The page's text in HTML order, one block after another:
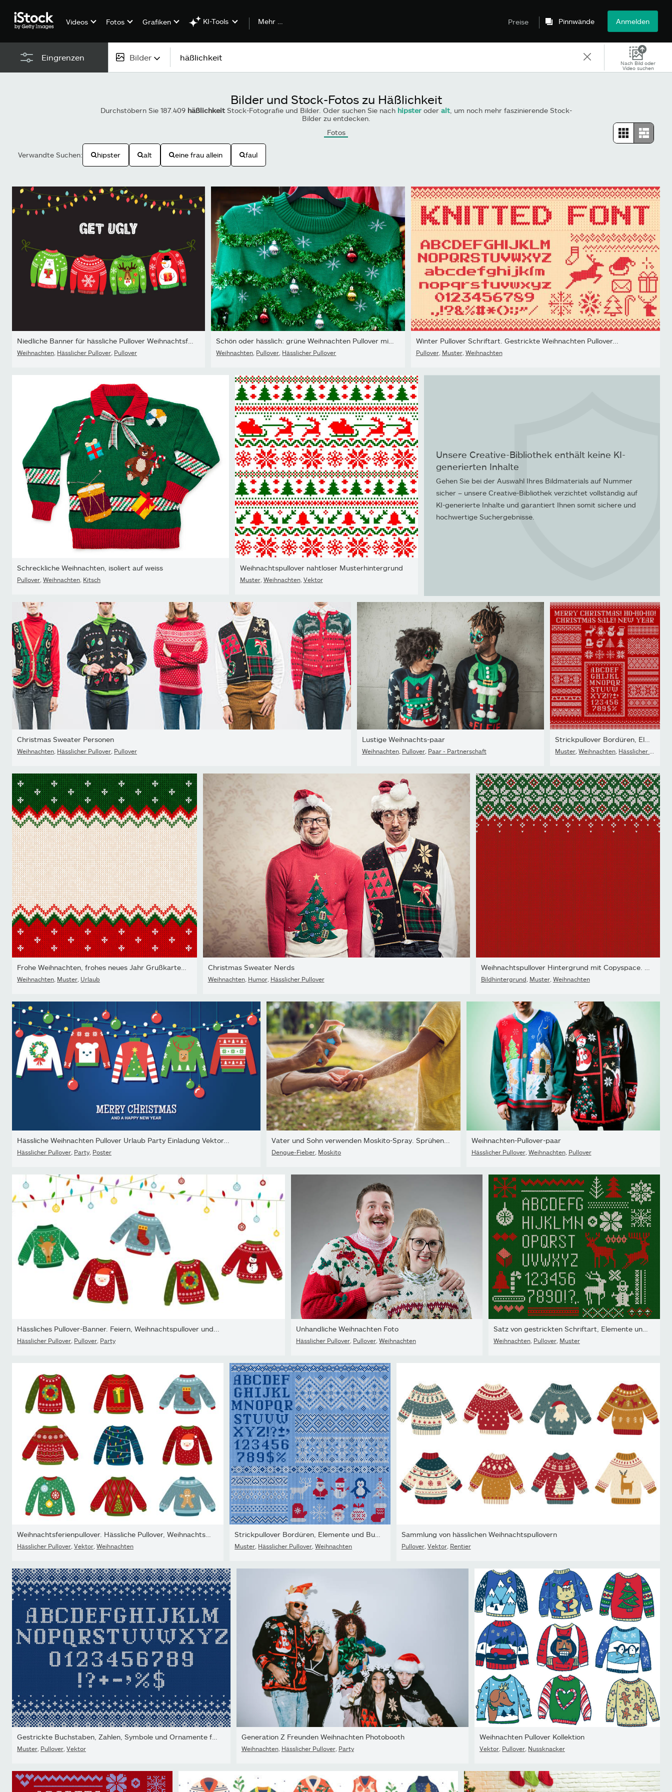
Videos Fotos Grafiken KI-Tools Mehr … Preise Pinnwände Anmelden
Eingrenzen Bilder
Grafiken
Vektoren
Nach Bild oder
Video suchen
Bilder und Stock-Fotos zu Häßlichkeit
Durchstöbern Sie 187.409 häßlichkeitStock-Fotografie und Bilder. Oder suchen Sie nach hipsteroder alt, um noch mehr faszinierende Stock-
Bilder zu entdecken.
Fotos
Verwandte Suchen: hipster alt eine frau allein faul
Weihnachten Hässlicher Pullover Pullover Weihnachten Pullover Hässlicher Pullover
Winter Pullover Schriftart. Gestrickte Weihnachten Pullover...
Pullover, Muster, Weihnachten
Schreckliche Weihnachten, isoliert auf weiss
Pullover Weihnachten Kitsch
Weihnachtspullover nahtloser Musterhintergrund
Muster, Weihnachten, Vektor
Unsere Creative-Bibliothek enthält keine KI-
generierten Inhalte
Gehen Sie bei der Auswahl Ihres Bildmaterials auf Nummer
sicher – unsere Creative-Bibliothek verzichtet vollständig auf
KI-generierte Inhalte und garantiert Ihnen somit sichere und
hochwertige Suchergebnisse.
Christmas Sweater Personen
Weihnachten Hässlicher Pullover Pullover
Lustige Weihnachts-paar
Weihnachten, Pullover, Paar - Partnerschaft Muster ,Weihnachten Hässlicher Pullover
Frohe Weihnachten, frohes neues Jahr Grußkarte Frame...
Weihnachten Muster Urlaub
Christmas Sweater Nerds
Weihnachten, Humor, Hässlicher Pullover
Weihnachtspullover Hintergrund mit Copyspace. Vektor-Strickmuster.
Bildhintergrund Muster, Weihnachten
Hässliche Weihnachten Pullover Urlaub Party Einladung Vektor...
Hässlicher Pullover Party Poster
Vater und Sohn verwenden Moskito-Spray. Sprühen...
Dengue-Fieber Moskito
Weihnachten-Pullover-paar
Hässlicher Pullover, Weihnachten, Pullover
Hässliches Pullover-Banner. Feiern, Weihnachtspullover und...
Hässlicher Pullover Pullover Party
Unhandliche Weihnachten Foto
Hässlicher Pullover, Pullover, Weihnachten
Satz von gestrickten Schriftart, Elemente und Grenzen für...
Weihnachten, Pullover, Muster
Hässlicher Pullover Vektor Weihnachten Muster Hässlicher Pullover ,Weihnachten
Sammlung von hässlichen Weihnachtspullovern
Pullover, Vektor, Rentier
Muster Pullover Vektor
Generation Z Freunden Weihnachten Photobooth
Weihnachten, Hässlicher Pullover, Party
Weihnachten Pullover Kollektion
Vektor, Pullover, Nussknacker